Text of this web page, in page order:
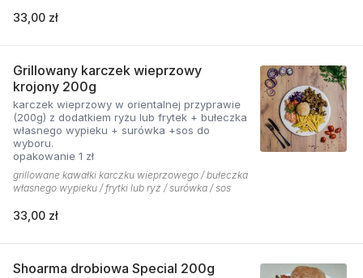
33,00 zł
Grillowany karczek wieprzowy
krojony 200g
karczek wieprzowy w orientalnej przyprawie
(200g) z dodatkiem ryżu lub frytek + bułeczka
własnego wypieku + surówka +sos do
wyboru.
opakowanie 1 zł
grillowane kawałki karczku wieprzowego / bułeczka
własnego wypieku / frytki lub ryż / surówka / sos
33,00 zł
Shoarma drobiowa Special 200g